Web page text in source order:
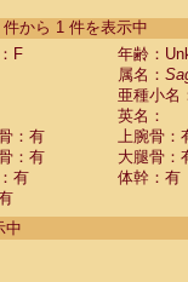
labiatus(0)
leucopus (0)
mystax
nigricollis (1)
oedipus
weddelli
spp.
から 1 件を表示中
F
年齢：
属名：
亜種小名
英名：
：有
上腕骨：
：有
大腿骨：
有
体幹：有
中